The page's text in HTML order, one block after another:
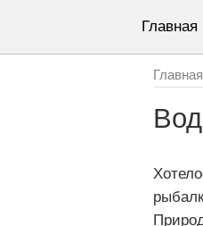
Главная
Главная